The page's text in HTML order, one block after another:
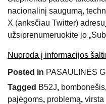
nacionalinį saugumą,
X (anksčiau Twitter) adresu
užsiprenumeruokite jo
Nuoroda į informacijos
Posted in PASAULINĖS
Tagged B52J, bombonešis
pajėgoms, problemą, virsta